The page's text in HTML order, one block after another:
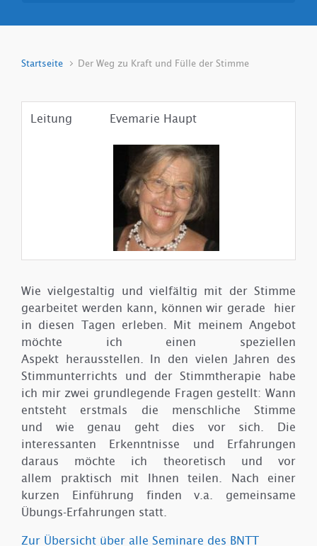
Startseite Der Weg zu Kraft und Fülle der Stimme
Leitung Evemarie Haupt
Wie vielgestaltig und vielfältig mit der Stimme
gearbeitet werden kann, können wir gerade hier
in diesen Tagen erleben. Mit meinem Angebot
möchte ich einen speziellen
Aspekt herausstellen. In den vielen Jahren des
Stimmunterrichts und der Stimmtherapie habe
ich mir zwei grundlegende Fragen gestellt: Wann
entsteht erstmals die menschliche Stimme
und wie genau geht dies vor sich. Die
interessanten Erkenntnisse und Erfahrungen
daraus möchte ich theoretisch und vor
allem praktisch mit Ihnen teilen. Nach einer
kurzen Einführung finden v.a. gemeinsame
Übungs-Erfahrungen statt.
Zur Übersicht über alle Seminare des BNTT